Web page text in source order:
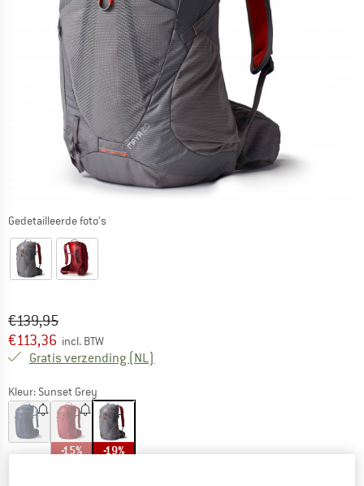
Gedetailleerde foto's
Oorspronkelijke prijs :
€139,95
Prijs:
€113,36 incl. BTW
Gratis verzending (NL)
Kleur: Sunset Grey
-15% -19%